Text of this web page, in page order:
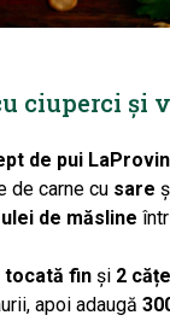
ciuperci și
de pui
de carne cu sare
de măsline
tocată finși 2
apoi adaugă